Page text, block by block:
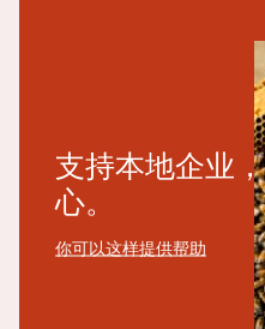
支持本地企业
心。
你可以这样提供帮助